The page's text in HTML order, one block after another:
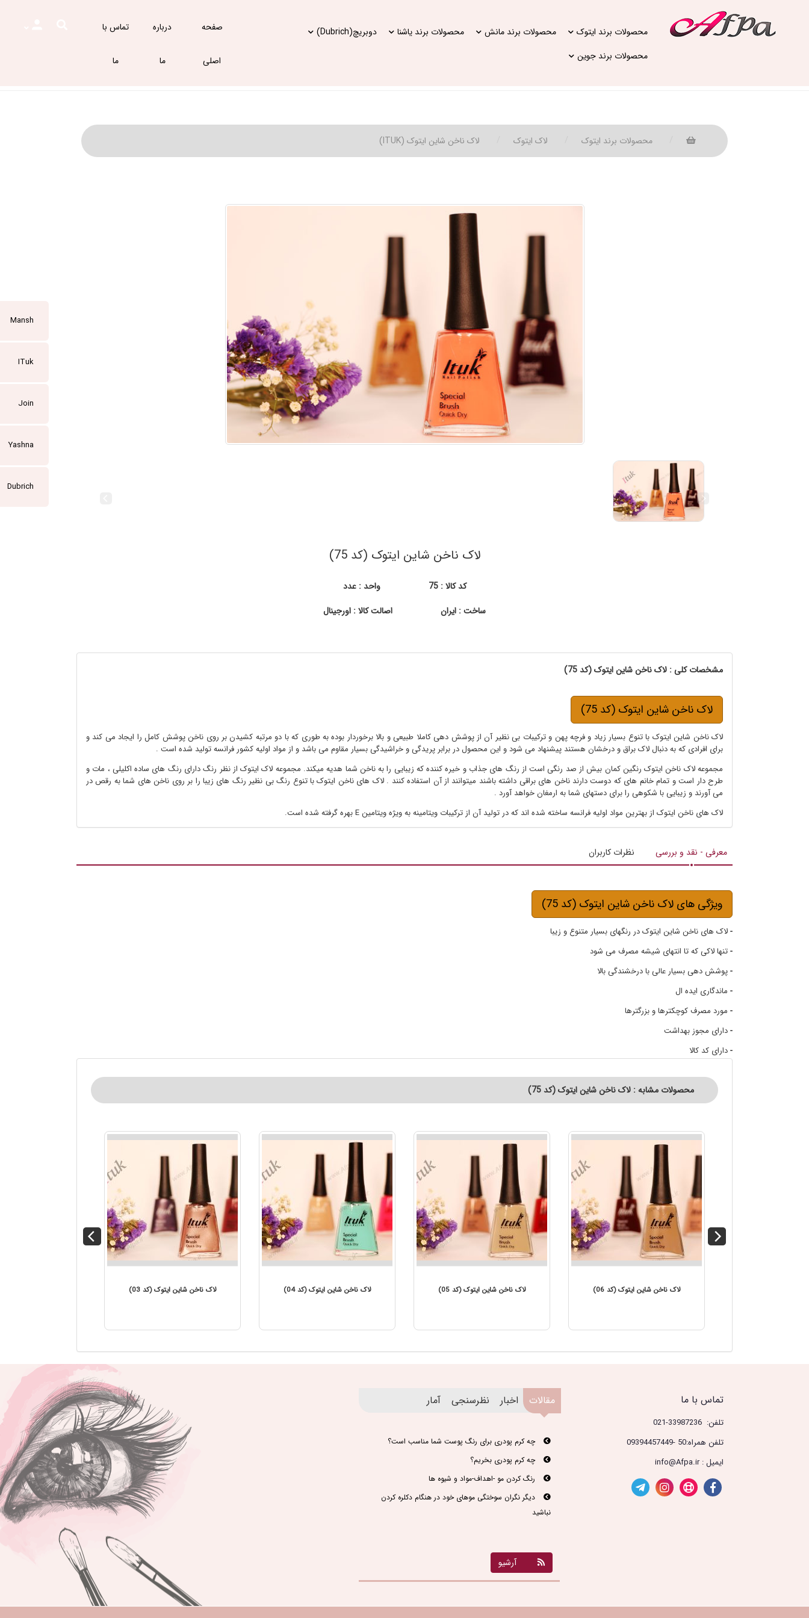
محصولات برند ایتوک محصولات برند مانش محصولات برند یاشنا
دوبریچ(Dubrich)
محصولات برند جوین
صفحه
اصلی
درباره
ما
تماس با
ما
Mansh
ITuk
Join
Yashna
Dubrich
محصولات برند ایتوک لاک ایتوک لاک ناخن شاین ایتوک (ITUK)
لاک ناخن شاین ایتوک (کد 75)
کد کالا : 75
واحد : عدد
ساخت : ایران
اصالت کالا : اورجینال
مشخصات کلی : لاک ناخن شاین ایتوک (کد 75)
لاک ناخن شاین ایتوک (کد 75)
لاک ناخن شاین ایتوک با تنوع بسیار زیاد و فرچه پهن و ترکیبات بی نظیر آن از پوشش دهی کاملا طبیعی و بالا برخوردار بوده به طوری که با دو مرتبه کشیدن بر روی ناخن پوشش کامل را ایجاد می کند و
برای افرادی که به دنبال لاک براق و درخشان هستند پیشنهاد می شود و این محصول در برابر پریدگی و خراشیدگی بسیار مقاوم می باشد و از مواد اولیه کشور فرانسه تولید شده است .
مجموعه لاک ناخن ایتوک رنگین کمان بیش از صد رنگی است از رنگ های جذاب و خیره کننده که زیبایی را به ناخن شما هدیه میکند. مجموعه لاک ایتوک از نظر رنگ دارای رنگ های ساده اکلیلی ، مات و
طرح دار است و تمام خانم های که دوست دارند ناخن های براقی داشته باشند میتوانند از آن استفاده کنند . لاک های ناخن ایتوک با تنوع رنگ بی نظیر رنگ های زیبا را بر روی ناخن های شما به رقص در
می آورند و زیبایی با شکوهی را برای دستهای شما به ارمغان خواهد آورد .
لاک های ناخن ایتوک از بهترین مواد اولیه فرانسه ساخته شده اند که در تولید آن از ترکیبات ویتامینه به ویژه ویتامین E بهره گرفته شده است.
معرفی - نقد و بررسی نظرات کاربران
ویژگی های لاک ناخن شاین ایتوک (کد 75)
-لاک های ناخن شاین ایتوک در رنگهای بسیار متنوع و زیبا
-تنها لاکی که تا انتهای شیشه مصرف می شود
-پوشش دهی بسیار عالی با درخشندگی بالا
- ماندگاری ایده ال
- مورد مصرف کوچکترها و بزرگترها
-دارای مجوز بهداشت
-دارای کد کالا
محصولات مشابه : لاک ناخن شاین ایتوک (کد 75)
لاک ناخن شاین ایتوک (کد 04) لاک ناخن شاین ایتوک (کد 05) لاک ناخن شاین ایتوک (کد 06) لاک ناخن شاین ایتوک (کد 07)
تماس با ما
تلفن: 33987236-021
تلفن همراه:50 -09394457449
ایمیل : info@Afpa.ir
مقالات اخبار نظرسنجی آمار
چه کرم پودری برای رنگ پوست شما مناسب است؟
چه کرم پودری بخریم؟
رنگ کردن مو -اهداف-مواد و شیوه ها
دیگر نگران سوختگی موهای خود در هنگام دکلره کردن
نباشید
آرشیو